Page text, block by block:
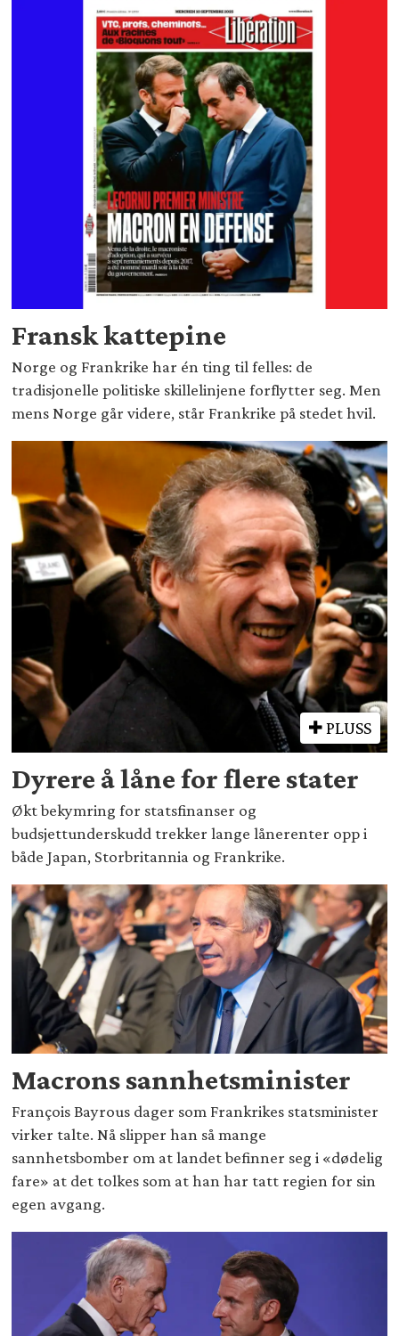
Fransk kattepine
Norge og Frankrike har én ting til felles: de
tradisjonelle politiske skillelinjene forflytter seg. Men
mens Norge går videre, står Frankrike på stedet hvil.
PLUSS
Dyrere å låne for flere stater
Økt bekymring for statsfinanser og
budsjettunderskudd trekker lange lånerenter opp i
både Japan, Storbritannia og Frankrike.
Macrons sannhetsminister
François Bayrous dager som Frankrikes statsminister
virker talte. Nå slipper han så mange
sannhetsbomber om at landet befinner seg i «dødelig
fare» at det tolkes som at han har tatt regien for sin
egen avgang.